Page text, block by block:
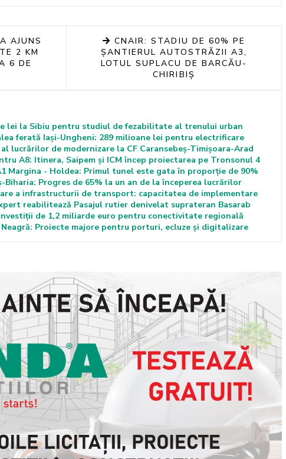
AJUNS
2 KM
6 DE
CNAIR: STADIU DE 60% PE
ȘANTIERUL AUTOSTRĂZII A3,
LOTUL SUPLACU DE BARCĂU-
CHIRIBIȘ
lei la Sibiu pentru studiul de fezabilitate al trenului urban
ferată Iași-Ungheni: 289 milioane lei pentru electrificare
lucrărilor de modernizare la CF Caransebeș-Timișoara-Arad
A8: Itinera, Saipem și ICM încep proiectarea pe Tronsonul 4
Margina - Holdea: Primul tunel este gata în proporție de 90%
Progres de 65% la un an de la începerea lucrărilor
a infrastructurii de transport: capacitatea de implementare
reabilitează Pasajul rutier denivelat suprateran Basarab
de 1,2 miliarde euro pentru conectivitate regională
Proiecte majore pentru porturi, ecluze și digitalizare